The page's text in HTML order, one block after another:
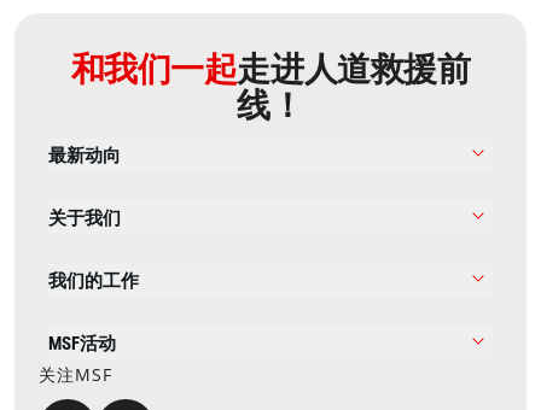
和我们一起走进人道救援前
线！
最新动向
关于我们
我们的工作
MSF活动
关注MSF